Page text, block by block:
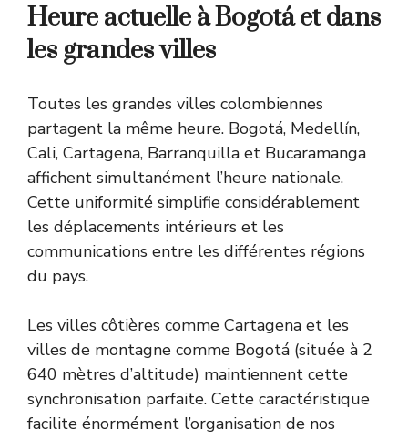
Heure actuelle à Bogotá et dans
les grandes villes
Toutes les grandes villes colombiennes
partagent la même heure. Bogotá, Medellín,
Cali, Cartagena, Barranquilla et Bucaramanga
affichent simultanément l’heure nationale.
Cette uniformité simplifie considérablement
les déplacements intérieurs et les
communications entre les différentes régions
du pays.
Les villes côtières comme Cartagena et les
villes de montagne comme Bogotá (située à 2
640 mètres d’altitude) maintiennent cette
synchronisation parfaite. Cette caractéristique
facilite énormément l’organisation de nos